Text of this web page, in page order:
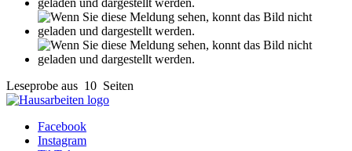
Facebook
Instagram
TikTok
Shop
FAQ
Zahlung & Versand